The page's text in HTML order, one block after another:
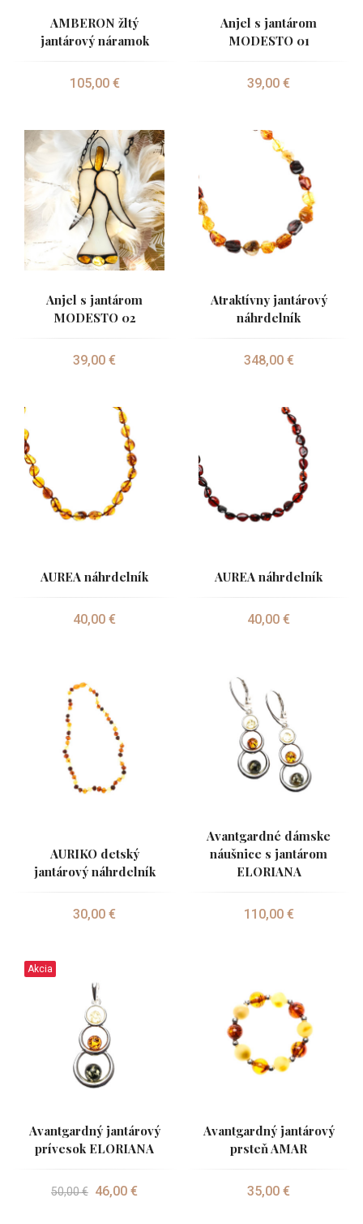
AMBERON žltý
jantárový náramok
105,00 €
Anjel s jantárom
MODESTO 01
39,00 €
Anjel s jantárom
MODESTO 02
39,00 €
Atraktívny jantárový
náhrdelník
348,00 €
AUREA náhrdelník
40,00 €
AUREA náhrdelník
40,00 €
AURIKO detský
jantárový náhrdelník
30,00 €
Avantgardné dámske
náušnice s jantárom
ELORIANA
110,00 €
Akcia
Avantgardný jantárový
prívesok ELORIANA
50,00 € 46,00 €
Avantgardný jantárový
prsteň AMAR
35,00 €